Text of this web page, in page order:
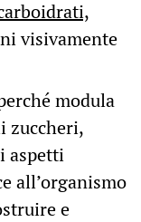
visivamente
modula
zuccheri,
aspetti
all’organismo
e